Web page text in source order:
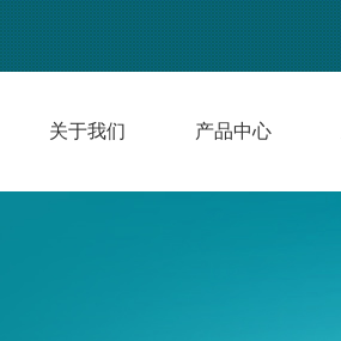
关于我们 产品中心